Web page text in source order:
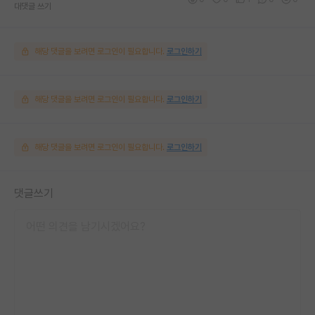
대댓글 쓰기
해당 댓글을 보려면 로그인이 필요합니다. 로그인하기
해당 댓글을 보려면 로그인이 필요합니다. 로그인하기
해당 댓글을 보려면 로그인이 필요합니다. 로그인하기
댓글쓰기